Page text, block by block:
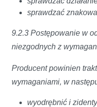
sprawdzać
9.2.3 Postępowanie w
niezgodnych z
Producent powinien
wymaganiami, w
wyodrębnić i